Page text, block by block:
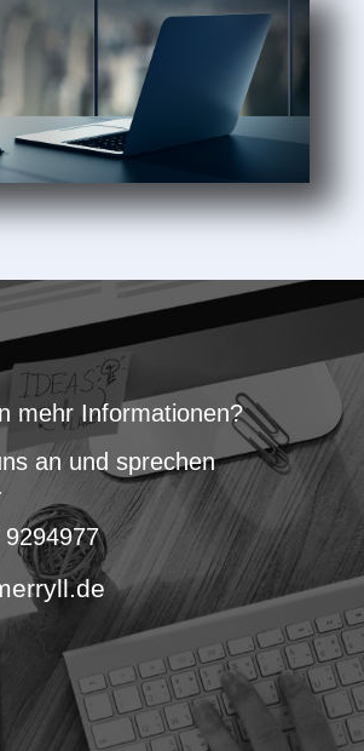
mehr Informationen?
an und sprechen